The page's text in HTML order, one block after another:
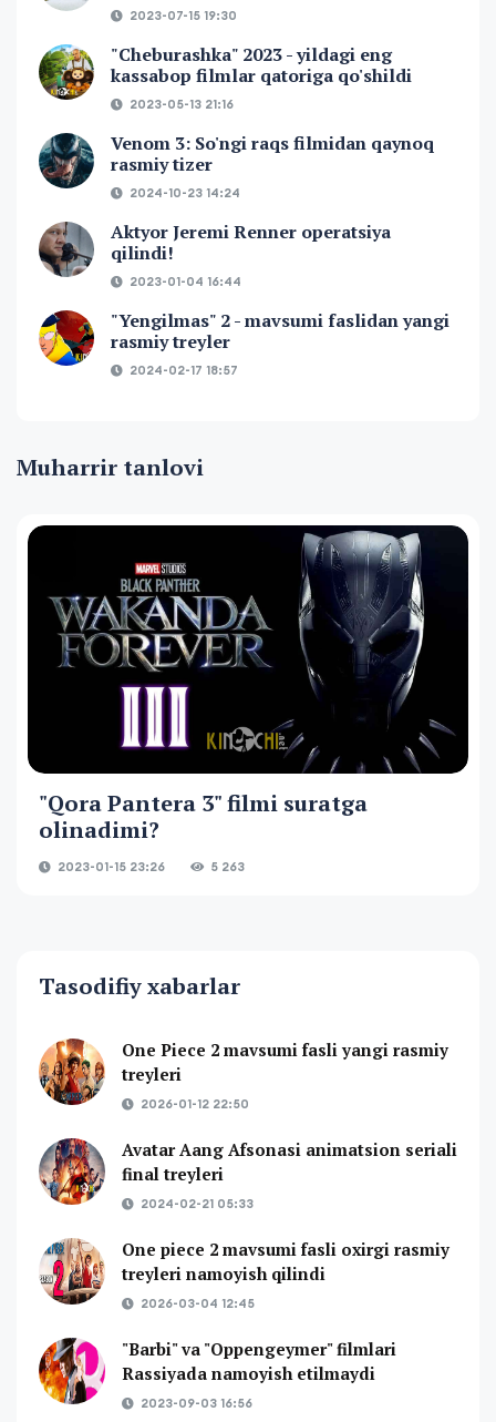
2023-07-15 19:30
"Cheburashka" 2023 - yildagi eng
kassabop filmlar qatoriga qo'shildi
2023-05-13 21:16
Venom 3: So'ngi raqs filmidan qaynoq
rasmiy tizer
2024-10-23 14:24
Aktyor Jeremi Renner operatsiya
qilindi!
2023-01-04 16:44
"Yengilmas" 2 - mavsumi faslidan yangi
rasmiy treyler
2024-02-17 18:57
Muharrir tanlovi
"Qora Pantera 3" filmi suratga
olinadimi?
2023-01-15 23:26 5 263
Tasodifiy xabarlar
One Piece 2 mavsumi fasli yangi rasmiy
treyleri
2026-01-12 22:50
Avatar Aang Afsonasi animatsion seriali
final treyleri
2024-02-21 05:33
One piece 2 mavsumi fasli oxirgi rasmiy
treyleri namoyish qilindi
2026-03-04 12:45
"Barbi" va "Oppengeymer" filmlari
Rassiyada namoyish etilmaydi
2023-09-03 16:56